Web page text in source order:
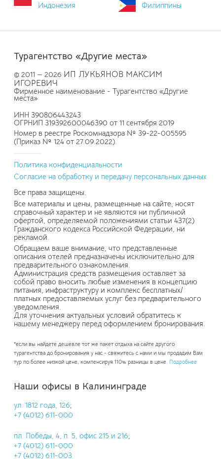
Индонезия Филиппины
Турагентство «Другие места»
© 2011 — 2026 ИП ЛУКЬЯНОВ МАКСИМ
ИГОРЕВИЧ
Фирменное наименование - Турагентство «Другие
места»
ИНН 390806443243
ОГРНИП 319392600046390 от 11 сентября 2019
Номер в реестре Роскомнадзора № 39-22-005595
(Приказ № 124 от 27.09.2022).
Политика конфиденциальности
Согласие на обработку и передачу персональных данных
Все права защищены.
Все материалы и цены, размещенные на сайте, носят
справочный характер и не являются ни публичной
офертой, определяемой положениями статьи 437(2)
Гражданского кодекса Российской Федерации, ни
рекламой.
Обращаем ваше внимание, что представленные
описания отелей предназначены исключительно для
предварительного ознакомления.
Администрация средств размещения оставляет за
собой право вносить любые изменения в концепцию
питания, инфраструктуру и комплекс бесплатных/
платных предоставляемых услуг без предварительного
уведомления.
Для уточнения актуальных условий обратитесь к
нашему менеджеру перед оформлением бронирования.
*если вы найдете дешевле тот же пакет отдыха на сайте другого
турагентства до бронирования у нас - свяжитесь с нами и мы продадим Вам
тур по более низкой цене, компенсируя 110% разницы в цене. Подробнее
Наши офисы в Калининграде
ул. 1812 года, 126;
+7 (4012) 611-000
пл. Победы, 4, п. 5, офис 215 и 216;
+7 (4012) 611-000
+7 (4012) 611-003